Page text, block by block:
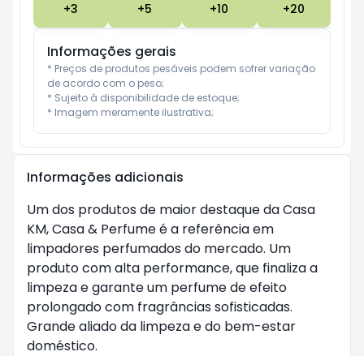
+3 +5 +10 +20
Informações gerais
* Preços de produtos pesáveis podem sofrer variação
de acordo com o peso;
* Sujeito à disponibilidade de estoque;
* Imagem meramente ilustrativa;
Informações adicionais
Um dos produtos de maior destaque da Casa
KM, Casa & Perfume é a referência em
limpadores perfumados do mercado. Um
produto com alta performance, que finaliza a
limpeza e garante um perfume de efeito
prolongado com fragrâncias sofisticadas.
Grande aliado da limpeza e do bem-estar
doméstico.